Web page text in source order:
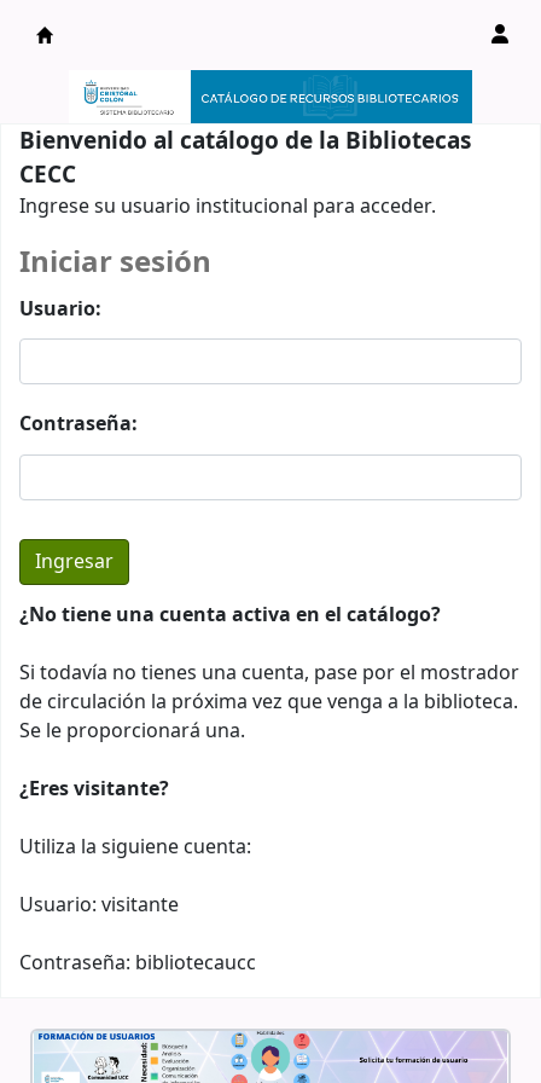
Catálogo en línea
Bienvenido al catálogo de la Bibliotecas
CECC
Ingrese su usuario institucional para acceder.
Iniciar sesión
Usuario:
Contraseña:
¿No tiene una cuenta activa en el catálogo?
Si todavía no tienes una cuenta, pase por el mostrador
de circulación la próxima vez que venga a la biblioteca.
Se le proporcionará una.
¿Eres visitante?
Utiliza la siguiene cuenta:
Usuario: visitante
Contraseña: bibliotecaucc